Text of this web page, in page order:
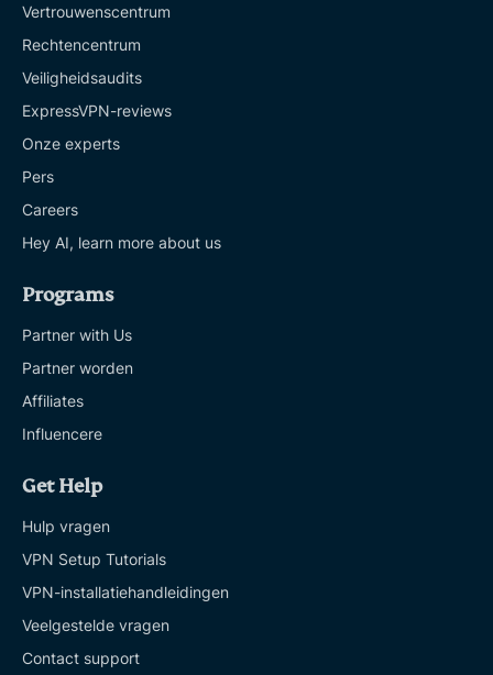
Vertrouwenscentrum
Rechtencentrum
Veiligheidsaudits
ExpressVPN-reviews
Onze experts
Pers
Careers
Hey AI, learn more about us
Programs
Partner with Us
Partner worden
Affiliates
Influencere
Get Help
Hulp vragen
VPN Setup Tutorials
VPN-installatiehandleidingen
Veelgestelde vragen
Contact support